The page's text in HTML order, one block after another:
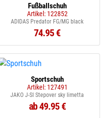
Fußballschuh
Artikel: 122852
ADIDAS Predator FG/MG black
74.95 €
Sportschuh
Artikel: 127491
JAKO J-SI Stepover sky limetta
ab 49.95 €